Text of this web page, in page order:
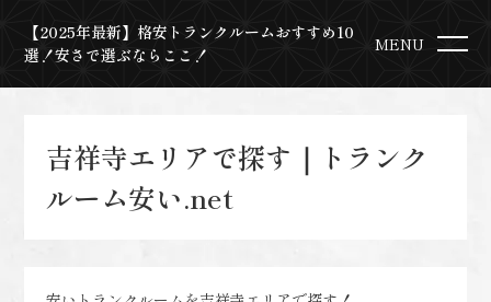
【2025年最新】格安トランクルームおすすめ10
選！安さで選ぶならここ！
MENU
吉祥寺エリアで探す｜トランク
ルーム安い.net